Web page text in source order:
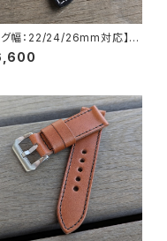
グ幅：22/24/26mm対応】
枚革/SP-1PBKWH】日本製
ドメイド スムースレザー/ヌ